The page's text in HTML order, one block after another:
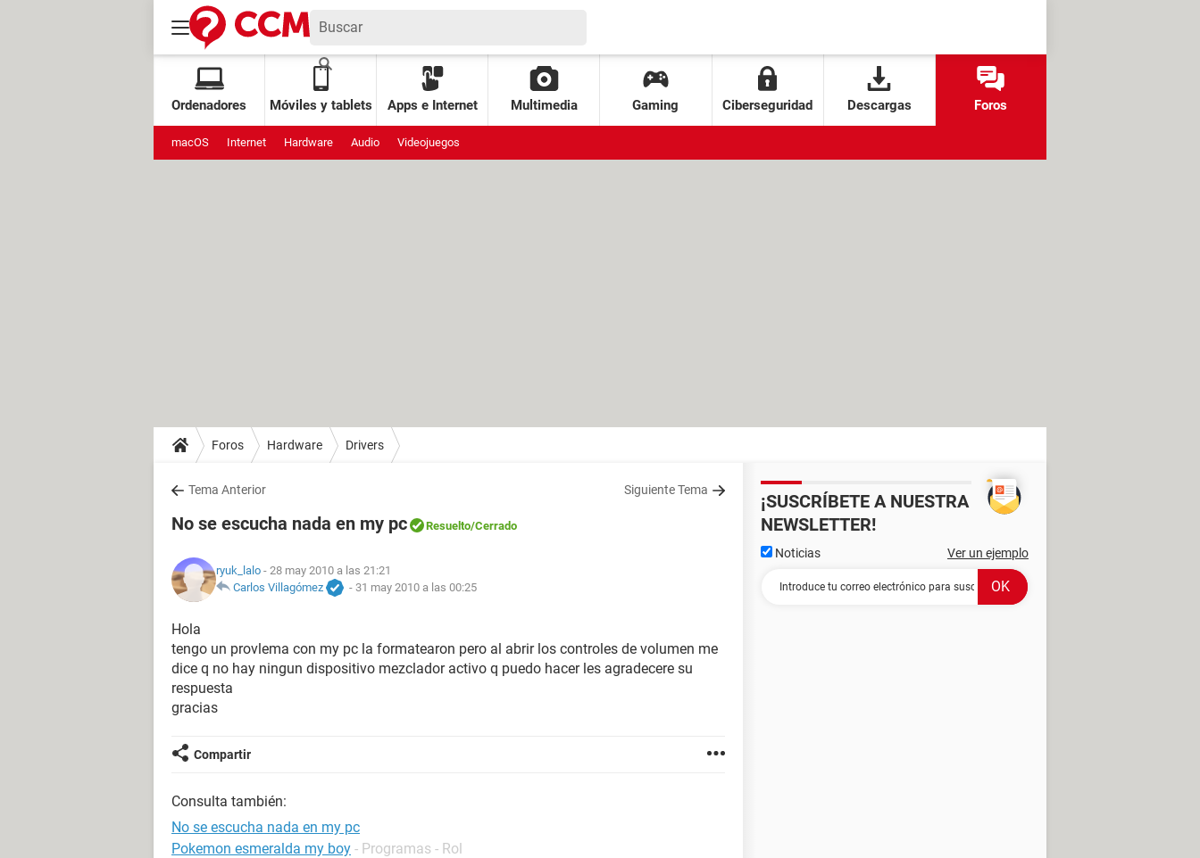
Ordenadores Móviles y tablets Apps e Internet Multimedia Gaming Ciberseguridad Descargas Foros
macOS Internet Hardware Audio Videojuegos
Foros Hardware Drivers
Tema Anterior Siguiente Tema
No se escucha nada en my pc Resuelto/Cerrado
ryuk_lalo - 28 may 2010 a las 21:21
Carlos Villagómez
- 31 may 2010 a las 00:25
Hola
tengo un provlema con my pc la formatearon pero al abrir los controles de volumen me
dice q no hay ningun dispositivo mezclador activo q puedo hacer les agradecere su
respuesta
gracias
Compartir
Consulta también:
No se escucha nada en my pc
Pokemon esmeralda my boy - Programas - Rol
¡SUSCRÍBETE A NUESTRA
NEWSLETTER!
Noticias Ver un ejemplo